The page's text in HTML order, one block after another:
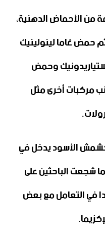
الأحماض الدهنية،
حمض غاما لينولينيك
وحمض
مركبات أخرى مثل
الأسود يدخل في
شجعت الباحثين على
في التعامل مع بعض